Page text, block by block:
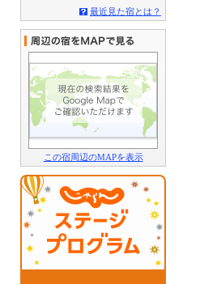
最近見た宿とは？
この宿周辺のMAPを表示